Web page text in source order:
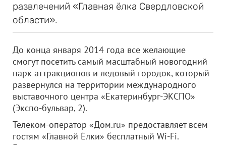
развлечений «Главная ёлка Свердловской
области».
До конца января 2014 года все желающие
смогут посетить самый масштабный новогодний
парк аттракционов и ледовый городок, который
развернулся на территории международного
выставочного центра «Екатеринбург-ЭКСПО»
(Экспо-бульвар, 2).
Телеком-оператор «Дом.ru» предоставляет всем
гостям «Главной Ёлки» бесплатный Wi-Fi.